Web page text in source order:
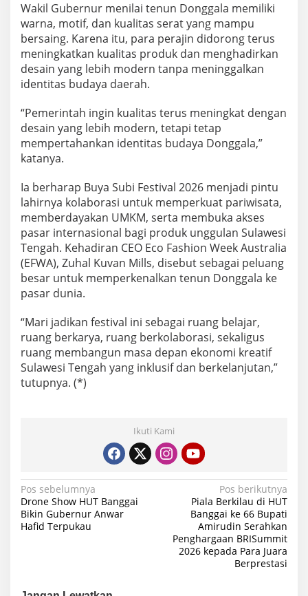
Wakil Gubernur menilai tenun Donggala memiliki
warna, motif, dan kualitas serat yang mampu
bersaing. Karena itu, para perajin didorong terus
meningkatkan kualitas produk dan menghadirkan
desain yang lebih modern tanpa meninggalkan
identitas budaya daerah.
“Pemerintah ingin kualitas terus meningkat dengan
desain yang lebih modern, tetapi tetap
mempertahankan identitas budaya Donggala,”
katanya.
Ia berharap Buya Subi Festival 2026 menjadi pintu
lahirnya kolaborasi untuk memperkuat pariwisata,
memberdayakan UMKM, serta membuka akses
pasar internasional bagi produk unggulan Sulawesi
Tengah. Kehadiran CEO Eco Fashion Week Australia
(EFWA), Zuhal Kuvan Mills, disebut sebagai peluang
besar untuk memperkenalkan tenun Donggala ke
pasar dunia.
“Mari jadikan festival ini sebagai ruang belajar,
ruang berkarya, ruang berkolaborasi, sekaligus
ruang membangun masa depan ekonomi kreatif
Sulawesi Tengah yang inklusif dan berkelanjutan,”
tutupnya. (*)
Ikuti Kami
Navigasi
pos
Pos sebelumnya
Drone Show HUT Banggai
Bikin Gubernur Anwar
Hafid Terpukau
Pos berikutnya
Piala Berkilau di HUT
Banggai ke 66 Bupati
Amirudin Serahkan
Penghargaan BRISummit
2026 kepada Para Juara
Berprestasi